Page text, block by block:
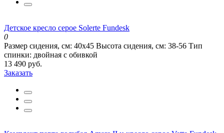
Детское кресло серое Solerte Fundesk
0
Размер сидения, см: 40х45 Высота сидения, см: 38-56 Тип
спинки: двойная с обивкой
13 490 руб.
Заказать